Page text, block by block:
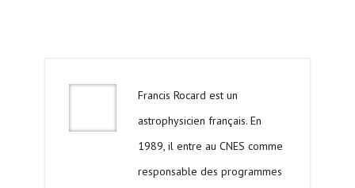
Francis Rocard est un
astrophysicien français. En
1989, il entre au CNES comme
responsable des programmes